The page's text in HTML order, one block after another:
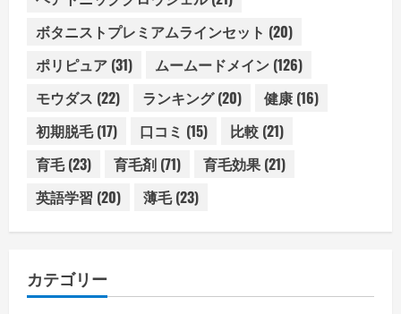
ボタニストプレミアムラインセット (20)
ポリピュア (31) ムームードメイン (126)
モウダス (22) ランキング(20) 健康 (16)
初期脱毛(17) 口コミ (15) 比較 (21)
育毛(23) 育毛剤 (71) 育毛効果 (21)
英語学習 (20) 薄毛(23)
カテゴリー